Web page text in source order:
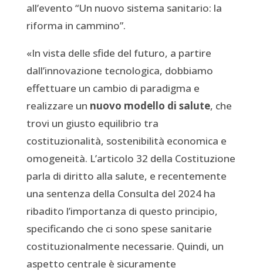
all’evento “Un nuovo sistema sanitario: la
riforma in cammino”.
«In vista delle sfide del futuro, a partire
dall’innovazione tecnologica, dobbiamo
effettuare un cambio di paradigma e
realizzare un nuovo modello di salute, che
trovi un giusto equilibrio tra
costituzionalità, sostenibilità economica e
omogeneità. L’articolo 32 della Costituzione
parla di diritto alla salute, e recentemente
una sentenza della Consulta del 2024 ha
ribadito l’importanza di questo principio,
specificando che ci sono spese sanitarie
costituzionalmente necessarie. Quindi, un
aspetto centrale è sicuramente